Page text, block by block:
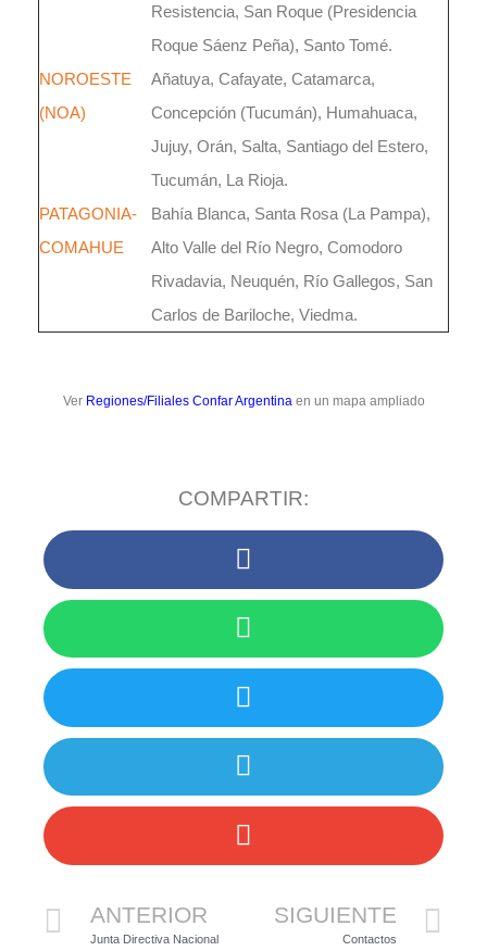
Resistencia, San Roque (Presidencia
Roque Sáenz Peña), Santo Tomé.
NOROESTE
(NOA)
Añatuya, Cafayate, Catamarca,
Concepción (Tucumán), Humahuaca,
Jujuy, Orán, Salta, Santiago del Estero,
Tucumán, La Rioja.
PATAGONIA-
COMAHUE
Bahía Blanca, Santa Rosa (La Pampa),
Alto Valle del Río Negro, Comodoro
Rivadavia, Neuquén, Río Gallegos, San
Carlos de Bariloche, Viedma.
Ver Regiones/Filiales Confar Argentinaen un mapa ampliado
COMPARTIR:
ANTERIOR
Junta Directiva Nacional
SIGUIENTE
Contactos